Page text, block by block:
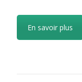
En savoir plus